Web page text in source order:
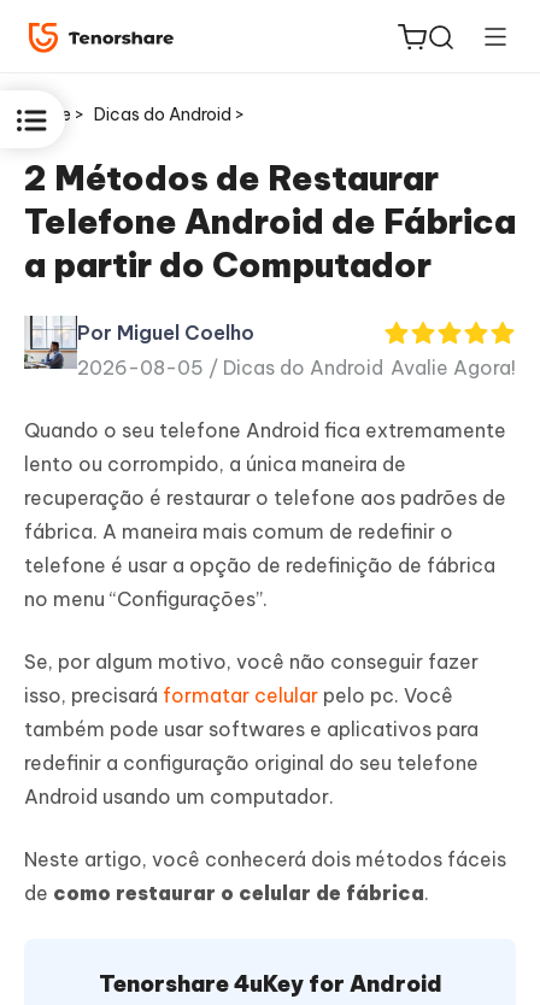
ReiBoot
for iOS
PDNob
PDF
Novo
iAnyGo
Home > Dicas do Android >
2 Métodos de Restaurar
Telefone Android de Fábrica
a partir do Computador
Por Miguel Coelho
2026-08-05 / Dicas do Android Avalie Agora!
Quando o seu telefone Android fica extremamente
lento ou corrompido, a única maneira de
recuperação é restaurar o telefone aos padrões de
fábrica. A maneira mais comum de redefinir o
telefone é usar a opção de redefinição de fábrica
no menu “Configurações”.
Se, por algum motivo, você não conseguir fazer
isso, precisará formatar celular pelo pc. Você
também pode usar softwares e aplicativos para
redefinir a configuração original do seu telefone
Android usando um computador.
Neste artigo, você conhecerá dois métodos fáceis
de como restaurar o celular de fábrica.
Tenorshare 4uKey for Android